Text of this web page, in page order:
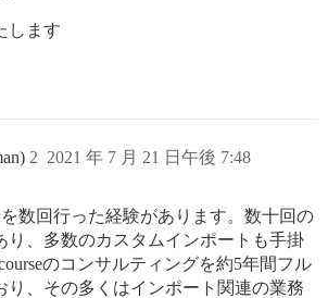
します
2021 年 7 月 21 日午後 7:48
2
数回行った経験があります。数十回の
り、多数のカスタムインポートも手掛
のコンサルティングを約5年間フル
り、その多くはインポート関連の業務